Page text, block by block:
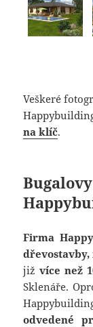
Veškeré
na klíč.
Firma
jižvíce než
Sklenáře.
odvedené